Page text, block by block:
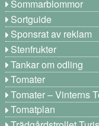
Sommarblommor
Sortguide
Sponsrat av reklam
Stenfrukter
Tankar om odling
Tomater
Tomater – Vinterns
Tomatplan